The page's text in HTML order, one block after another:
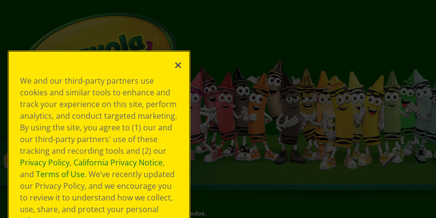
© 2026 Crayola® Todos los derechos reservados.
We and our third-party partners use
cookies and similar tools to enhance and
track your experience on this site, perform
analytics, and conduct targeted marketing.
By using the site, you agree to (1) our and
our third-party partners' use of these
tracking and recording tools and (2) our
Privacy Policy, California Privacy Notice,
and Terms of Use. We’ve recently updated
our Privacy Policy, and we encourage you
to review it to understand how we collect,
use, share, and protect your personal